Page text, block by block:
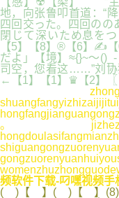
地，向张鲁叩首道：“
四回交った。四回のの
閉じて深いため息を
【5】【8】®【6】✍
だよ」【境】≈{}~～
司空，您看这……”刘协
←【1】【1】♛【2】〖
。
频软件下载-叼嘿视频手
( )【 】( )【 】(8)【